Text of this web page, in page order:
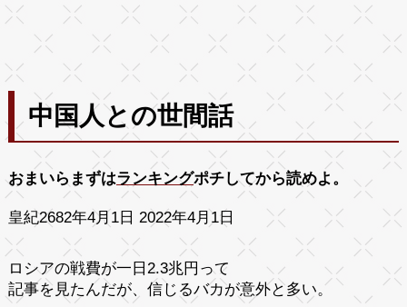
中国人との世間話
おまいらまずはランキングポチしてから読めよ。
皇紀2682年4月1日 2022年4月1日
ロシアの戦費が一日2.3兆円って
記事を見たんだが、信じるバカが意外と多い。